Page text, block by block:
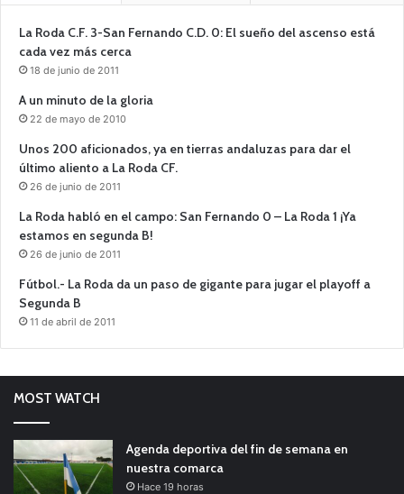
La Roda C.F. 3-San Fernando C.D. 0: El sueño del ascenso está
cada vez más cerca
18 de junio de 2011
A un minuto de la gloria
22 de mayo de 2010
Unos 200 aficionados, ya en tierras andaluzas para dar el
último aliento a La Roda CF.
26 de junio de 2011
La Roda habló en el campo: San Fernando 0 – La Roda 1 ¡Ya
estamos en segunda B!
26 de junio de 2011
Fútbol.- La Roda da un paso de gigante para jugar el playoff a
Segunda B
11 de abril de 2011
MOST WATCH
Agenda deportiva del fin de semana en
nuestra comarca
Hace 19 horas